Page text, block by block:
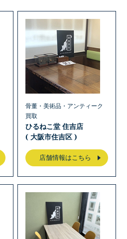
骨董・美術品・アンティーク
買取
ひるねこ堂 住吉店
( 大阪市住吉区 )
店舗情報はこちら